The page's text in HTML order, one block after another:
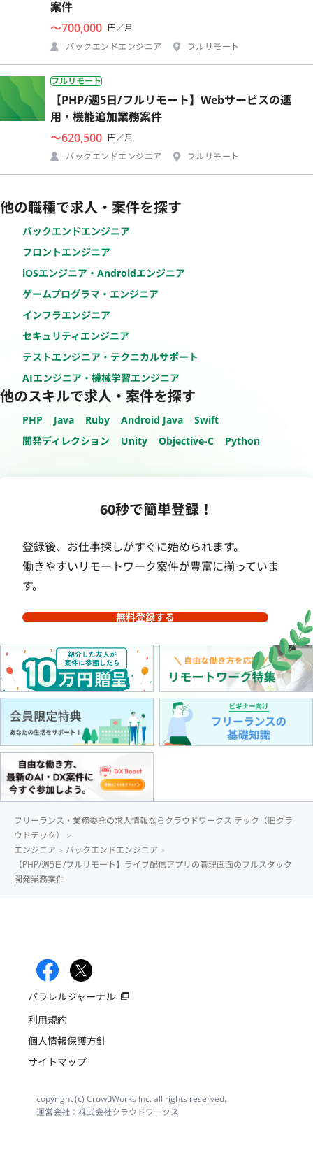
案件
〜700,000 円／月
バックエンドエンジニア
フルリモート
フルリモート
【PHP/週5日/フルリモート】Webサービスの運
用・機能追加業務案件
〜620,500 円／月
バックエンドエンジニア
フルリモート
他の職種で求人・案件を探す
バックエンドエンジニア
フロントエンジニア
iOSエンジニア・Androidエンジニア
ゲームプログラマ・エンジニア
インフラエンジニア
セキュリティエンジニア
テストエンジニア・テクニカルサポート
AIエンジニア・機械学習エンジニア
他のスキルで求人・案件を探す
PHP Java Ruby Android Java
Swift
開発ディレクション
Unity Objective-C Python
60秒で簡単登録！
登録後、お仕事探しがすぐに始められます。
働きやすいリモートワーク案件が豊富に揃っていま
す。
無料登録する
フリーランス・業務委託の求人情報ならクラウドワークス テック（旧クラ
ウドテック）
エンジニア
バックエンドエンジニア
【PHP/週5日/フルリモート】ライブ配信アプリの管理画面のフルスタック
開発業務案件
パラレルジャーナル
利用規約
個人情報保護方針
サイトマップ
copyright (c) CrowdWorks Inc. all rights reserved.
運営会社：株式会社クラウドワークス